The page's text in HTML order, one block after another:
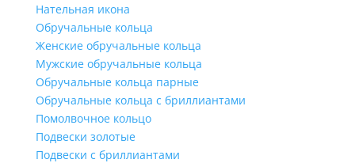
Нательная икона
Обручальные кольца
Женские обручальные кольца
Мужские обручальные кольца
Обручальные кольца парные
Обручальные кольца с бриллиантами
Помолвочное кольцо
Подвески золотые
Подвески с бриллиантами